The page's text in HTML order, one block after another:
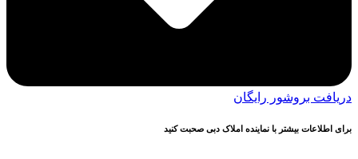
دریافت بروشور رایگان
برای اطلاعات بیشتر با نماینده املاک دبی صحبت کنید